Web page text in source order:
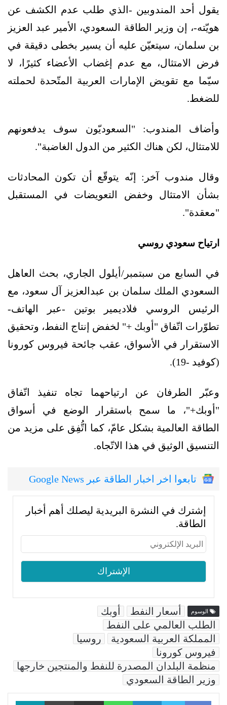
يقول أحد المندوبين -الذي طلب عدم الكشف عن
هويّته-، إن وزير الطاقة السعودي، الأمير عبد العزيز
بن سلمان، سيتعيّن عليه أن يسير بخطى دقيقة في
فرض الامتثال، مع عدم إغضاب الأعضاء كثيرًا، لا
سيّما مع تقويض الإمارات العربية المتّحدة لحملته
للضغط.
وأضاف المندوب: "السعوديّون سوف يدفعونهم
للامتثال، لكن هناك الكثير من الدول الغاضبة".
وقال مندوب آخر: إنّه يتوقّع أن تكون المحادثات
بشأن الامتثال وخفض التعويضات في المستقبل
"معقدة".
ارتياح سعودي روسي
في السابع من سبتمبر/أيلول الجاري، بحث العاهل
السعودي الملك سلمان بن عبدالعزيز آل سعود، مع
الرئيس الروسي فلاديمير بوتين -عبر الهاتف-
تطوّرات اتّفاق "أوبك +" لخفض إنتاج النفط، وتحقيق
الاستقرار في الأسواق، عقب جائحة فيروس كورونا
(كوفيد -19).
وعبّر الطرفان عن ارتياحهما تجاه تنفيذ اتّفاق
"أوبك+"، ما سمح باستقرار الوضع في أسواق
الطاقة العالمية بشكل عامّ، كما اتُّفِق على مزيد من
التنسيق الوثيق في هذا الاتّجاه.
تابعوا اخر اخبار الطاقة عبر Google News
إشترك في النشرة البريدية ليصلك أهم أخبار
الطاقة.
الوسوم أسعار النفط
أوبك
الطلب العالمي على النفط
المملكة العربية السعودية
روسيا
فيروس كورونا
منظمة البلدان المصدرة للنفط والمنتجين خارجها
وزير الطاقة السعودي
Facebook
LinkedIn
WhatsAppمشاركة عبر البريد طباعة